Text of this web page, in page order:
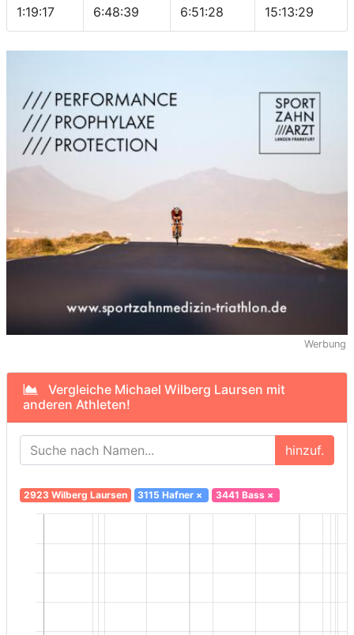
1:19:17 6:48:39 6:51:28 15:13:29
Werbung
Vergleiche Michael Wilberg Laursen mit
anderen Athleten!
hinzuf.
2923 Wilberg Laursen 3115 Hafner × 3441 Bass×